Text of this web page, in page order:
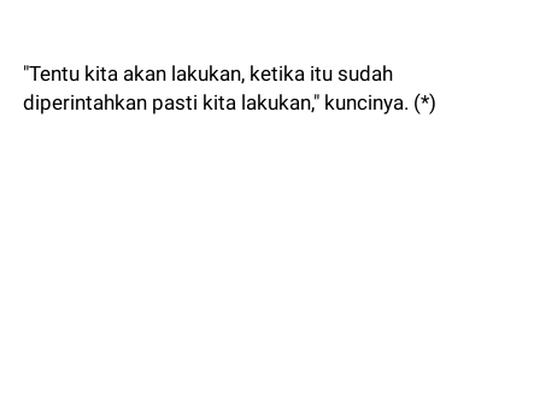
"Tentu kita akan lakukan, ketika itu sudah
diperintahkan pasti kita lakukan," kuncinya. (*)